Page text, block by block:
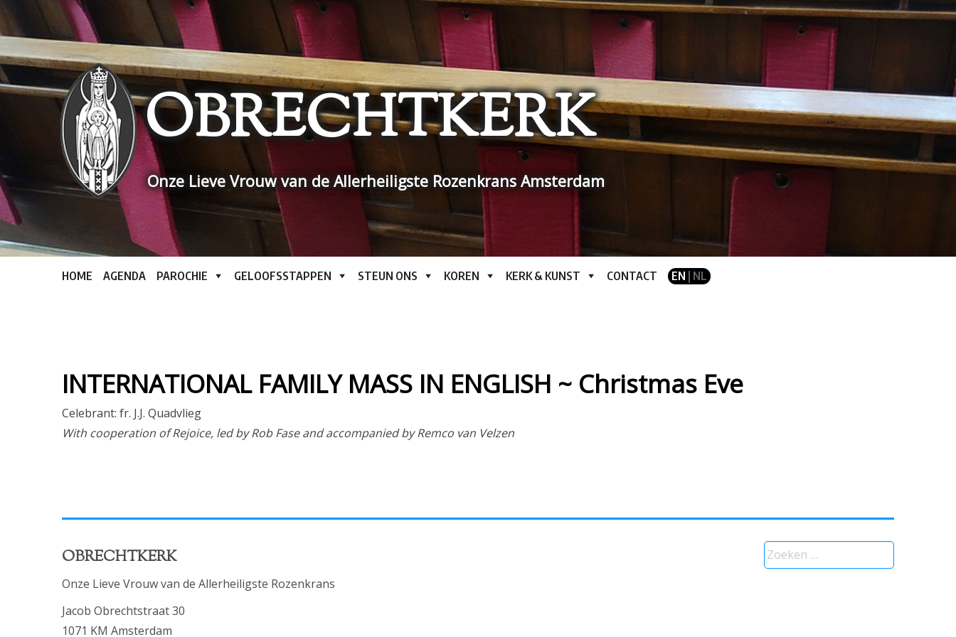
Skip
content
OBRECHTKERK
Onze Lieve Vrouw van de Allerheiligste Rozenkrans Amsterdam
HOME AGENDA PAROCHIE GELOOFSSTAPPEN STEUN ONS KOREN KERK & KUNST CONTACT EN | NL
INTERNATIONAL FAMILY MASS IN ENGLISH ~ Christmas Eve
Celebrant: fr. J.J. Quadvlieg
With cooperation of Rejoice, led by Rob Fase and accompanied by Remco van Velzen
OBRECHTKERK
Onze Lieve Vrouw van de Allerheiligste Rozenkrans
Jacob Obrechtstraat 30
1071 KM Amsterdam
Zoeken
naar: